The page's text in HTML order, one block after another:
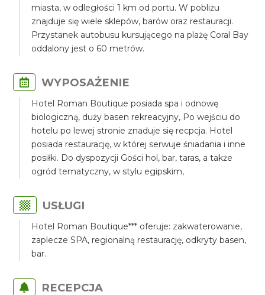
miasta, w odległości 1 km od portu. W pobliżu
znajduje się wiele sklepów, barów oraz restauracji.
Przystanek autobusu kursującego na plażę Coral Bay
oddalony jest o 60 metrów.
WYPOSAŻENIE
Hotel Roman Boutique posiada spa i odnowę
biologiczną, duży basen rekreacyjny, Po wejściu do
hotelu po lewej stronie znaduje się recpcja. Hotel
posiada restaurację, w której serwuje śniadania i inne
posiłki. Do dyspozycji Gości hol, bar, taras, a także
ogród tematyczny, w stylu egipskim,
USŁUGI
Hotel Roman Boutique*** oferuje: zakwaterowanie,
zaplecze SPA, regionalną restaurację, odkryty basen,
bar.
RECEPCJA